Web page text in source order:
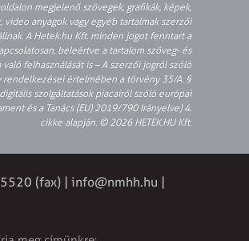
megjelenő szövegek, grafikák, képek,
video anyagok vagy egyéb tartalmak szerzői
A Hetek.hu Kft. minden jogot fenntart a
beleértve a tartalom szöveg- és
való felhasználását is – A szerzői jogról szóló
rendelkezései értelmében a törvény 35/A. §
szolgáltatások piacairól szóló európai
és a Tanács (EU) 2019/790 Irányelve) 4.
cikke alapján. © 2026 HETEK.HU Kft.
(fax) | info@nmhh.hu